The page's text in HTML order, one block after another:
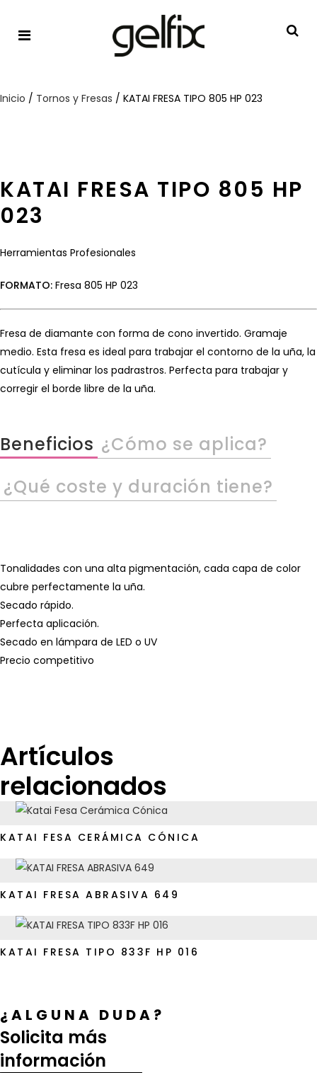
Inicio / Tornos y Fresas / KATAI FRESA TIPO 805 HP 023
KATAI FRESA TIPO 805 HP
023
Herramientas Profesionales
FORMATO: Fresa 805 HP 023
Fresa de diamante con forma de cono invertido. Gramaje
medio. Esta fresa es ideal para trabajar el contorno de la uña, la
cutícula y eliminar los padrastros. Perfecta para trabajar y
corregir el borde libre de la uña.
Beneficios ¿Cómo se aplica?
¿Qué coste y duración tiene?
Tonalidades con una alta pigmentación, cada capa de color
cubre perfectamente la uña.
Secado rápido.
Perfecta aplicación.
Secado en lámpara de LED o UV
Precio competitivo
Artículos
relacionados
KATAI FESA CERÁMICA CÓNICA
KATAI FRESA ABRASIVA 649
KATAI FRESA TIPO 833F HP 016
¿ALGUNA DUDA?
Solicita más
información